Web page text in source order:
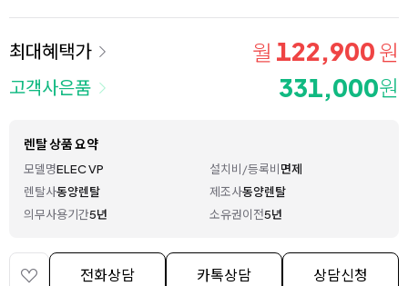
최대혜택가 월 122,900 원
고객사은품 331,000원
렌탈 상품 요약
모델명ELEC VP 설치비/등록비면제
렌탈사동양렌탈 제조사동양렌탈
의무사용기간5년 소유권이전5년
전화상담 카톡상담 상담신청